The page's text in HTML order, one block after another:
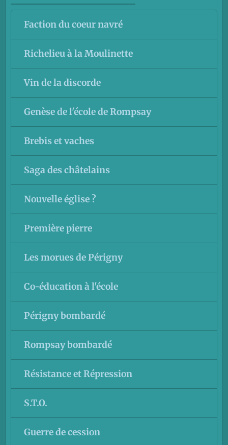
Faction du coeur navré
Richelieu à la Moulinette
Vin de la discorde
Genèse de l'école de Rompsay
Brebis et vaches
Saga des châtelains
Nouvelle église ?
Première pierre
Les morues de Périgny
Co-éducation à l'école
Périgny bombardé
Rompsay bombardé
Résistance et Répression
S.T.O.
Guerre de cession